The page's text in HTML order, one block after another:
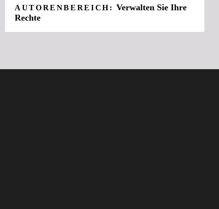
AUTORENBEREICH:Verwalten Sie Ihre
Rechte